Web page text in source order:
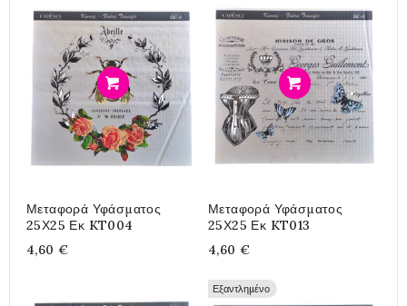
Μεταφορά Υφάσματος
25Χ25 Εκ KT004
4,60 €
Μεταφορά Υφάσματος
25Χ25 Εκ KT013
4,60 €
Εξαντλημένο